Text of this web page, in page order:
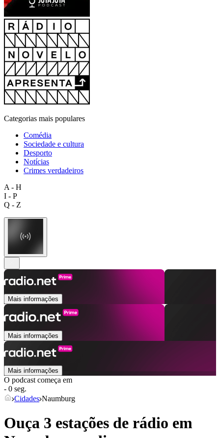
Categorias mais populares
Comédia
Sociedade e cultura
Desporto
Notícias
Crimes verdadeiros
A - H
I - P
Q - Z
Mais informações
Mais informações
Mais informações
O podcast começa em
- 0 seg.
Cidades Naumburg
Ouça 3 estações de rádio em